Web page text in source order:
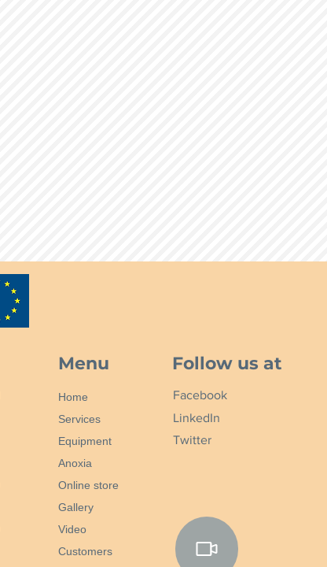
Menu
Home
Services
Equipment
Anoxia
Online store
Gallery
Video
Customers
Follow us at
Facebook
LinkedIn
Twitter